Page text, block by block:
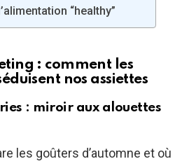
“healthy”
: comment les
nos assiettes
: miroir aux alouettes
les goûters d’automne et où